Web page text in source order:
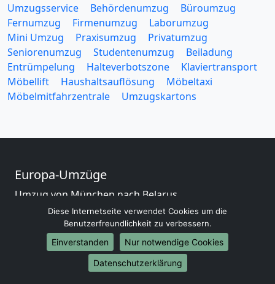
Umzugsservice Behördenumzug
Büroumzug
Fernumzug
Firmenumzug
Laborumzug
Mini Umzug
Praxisumzug
Privatumzug
Seniorenumzug
Studentenumzug
Beiladung
Entrümpelung
Halteverbotszone
Klaviertransport
Möbellift
Haushaltsauflösung
Möbeltaxi
Möbelmitfahrzentrale
Umzugskartons
Europa-Umzüge
Umzug von München nach Belarus
Umzug von München nach Belgien
Umzug von München nach Bulgarien
Umzug von München nach Dänemark
Umzug von München nach England
Umzug von München nach Portugal
Diese Internetseite verwendet Cookies um die
Benutzerfreundlichkeit zu verbessern.
Einverstanden
Nur notwendige Cookies
Datenschutzerklärung